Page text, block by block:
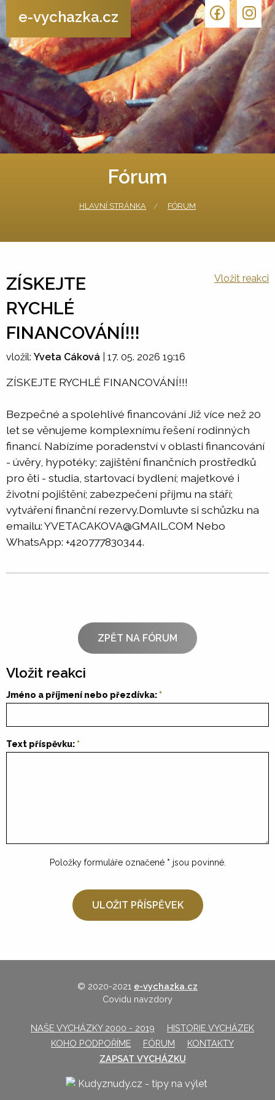
e-vychazka.cz
Fórum
HLAVNÍ STRÁNKA FÓRUM
ZÍSKEJTE
RYCHLÉ
FINANCOVÁNÍ!!!
Vložit reakci
vložil: Yveta Cáková 17. 05. 2026 19:16
ZÍSKEJTE RYCHLÉ FINANCOVÁNÍ!!!
Bezpečné a spolehlivé financování Již více než 20
let se věnujeme komplexnímu řešení rodinných
financí. Nabízíme poradenství v oblasti financování
- úvěry, hypotéky; zajištění finančních prostředků
pro ěti - studia, startovací bydlení; majetkové i
životní pojištění; zabezpečení příjmu na stáří;
vytváření finanční rezervy.Domluvte si schůzku na
emailu: YVETACAKOVA@GMAIL.COM Nebo
WhatsApp: +420777830344.
ZPĚT NA FÓRUM
Vložit reakci
Jméno a příjmení nebo přezdívka:
Text příspěvku:
Položky formuláře označené * jsou povinné.
© 2020-2021 e-vychazka.cz
Covidu navzdory
NAŠE VYCHÁZKY 2000 - 2019
HISTORIE VYCHÁZEK
KOHO PODPOŘÍME
FÓRUM
KONTAKTY
ZAPSAT VYCHÁZKU